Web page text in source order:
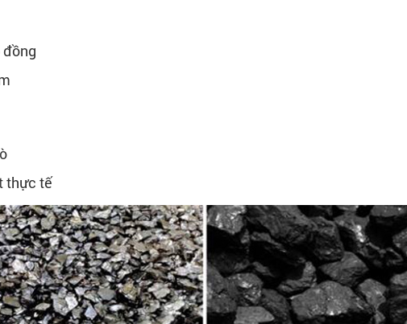
thực tế